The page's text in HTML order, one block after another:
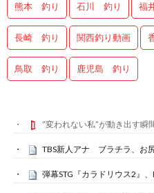
熊本 釣り 石川 釣り 福
長崎 釣り 関西釣り動画
鳥取 釣り 鹿児島 釣り
“変われない私”が動き出す瞬
TBS新人アナ ブラチラ、お
弾幕STG『カラドリウス2』